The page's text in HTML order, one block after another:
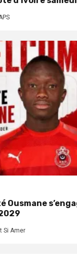
Ousmane
Si Amer